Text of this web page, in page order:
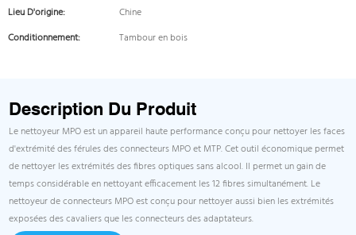
Lieu D'origine:
Chine
Conditionnement:
Tambour en bois
Description Du Produit
Le nettoyeur MPO est un appareil haute performance conçu pour nettoyer les faces
d'extrémité des férules des connecteurs MPO et MTP. Cet outil économique permet
de nettoyer les extrémités des fibres optiques sans alcool. Il permet un gain de
temps considérable en nettoyant efficacement les 12 fibres simultanément. Le
nettoyeur de connecteurs MPO est conçu pour nettoyer aussi bien les extrémités
exposées des cavaliers que les connecteurs des adaptateurs.